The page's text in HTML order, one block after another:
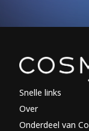
Snelle links
Over
Onderdeel van